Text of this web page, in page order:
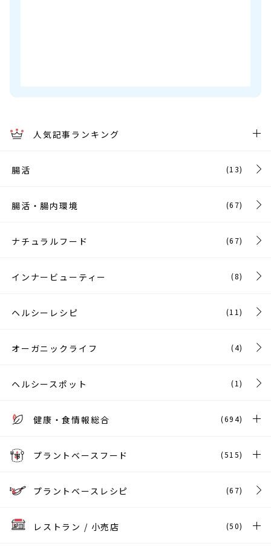
人気記事ランキング
腸活 (13)
腸活・腸内環境 (67)
ナチュラルフード (67)
インナービューティー (8)
ヘルシーレシピ (11)
オーガニックライフ (4)
ヘルシースポット (1)
健康・食情報総合 (694)
プラントベースフード (515)
プラントベースレシピ (67)
レストラン / 小売店 (50)